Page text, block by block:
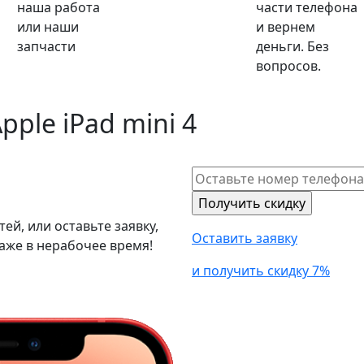
наша работа
или наши
запчасти
части телефона
и вернем
деньги. Без
вопросов.
iPad mini 4
или оставьте заявку,
в нерабочее время!
Оставить заявку
и получить скидку 7%